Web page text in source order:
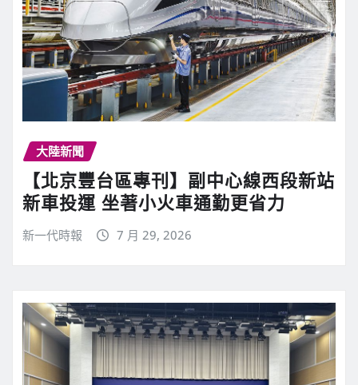
大陸新聞
【北京豐台區專刊】副中心線西段新站
新車投運 坐著小火車通勤更省力
新一代時報 7 月 29, 2026